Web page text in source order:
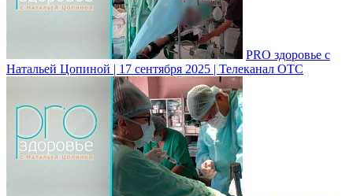
PRO здоровье с
Натальей Цопиной | 17 сентября 2025 | Телеканал ОТС